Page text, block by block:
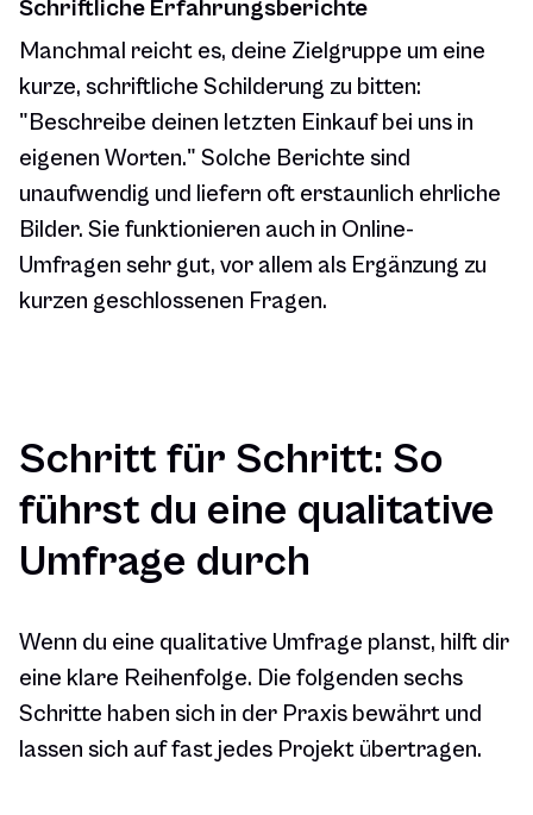
Schriftliche Erfahrungsberichte
Manchmal reicht es, deine Zielgruppe um eine
kurze, schriftliche Schilderung zu bitten:
"Beschreibe deinen letzten Einkauf bei uns in
eigenen Worten." Solche Berichte sind
unaufwendig und liefern oft erstaunlich ehrliche
Bilder. Sie funktionieren auch in Online-
Umfragen sehr gut, vor allem als Ergänzung zu
kurzen geschlossenen Fragen.
Schritt für Schritt: So
führst du eine qualitative
Umfrage durch
Wenn du eine qualitative Umfrage planst, hilft dir
eine klare Reihenfolge. Die folgenden sechs
Schritte haben sich in der Praxis bewährt und
lassen sich auf fast jedes Projekt übertragen.